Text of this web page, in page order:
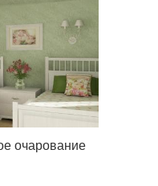
очарование